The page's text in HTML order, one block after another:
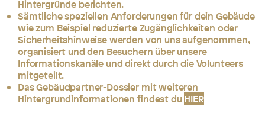
Hintergründe berichten.
Sämtliche speziellen Anforderungen für dein Gebäude
wie zum Beispiel reduzierte Zugänglichkeiten oder
Sicherheitshinweise werden von uns aufgenommen,
organisiert und den Besuchern über unsere
Informationskanäle und direkt durch die Volunteers
mitgeteilt.
Das Gebäudpartner-Dossier mit weiteren
Hintergrundinformationen findest duHIER